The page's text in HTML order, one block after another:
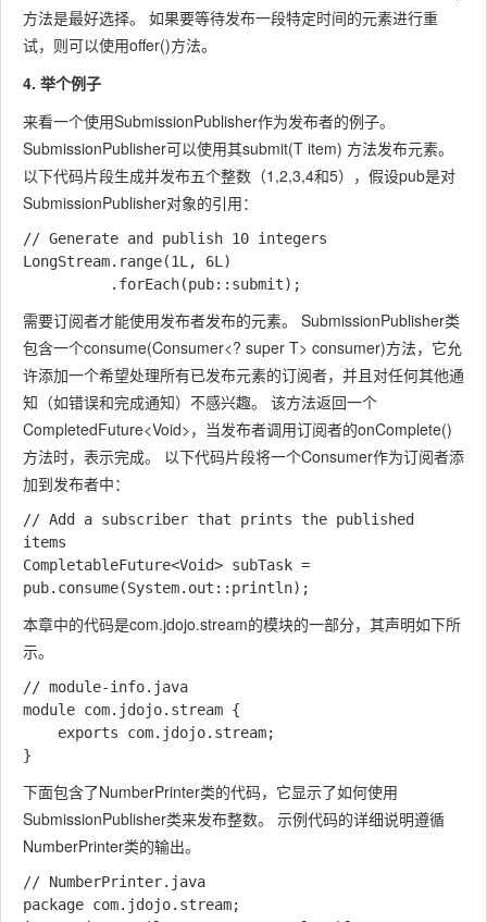
方法是最好选择。 如果要等待发布一段特定时间的元素进行重
试，则可以使用offer()方法。
4. 举个例子
来看一个使用SubmissionPublisher作为发布者的例子。
SubmissionPublisher可以使用其submit(T item) 方法发布元素。
以下代码片段生成并发布五个整数（1,2,3,4和5），假设pub是对
SubmissionPublisher对象的引用：
// Generate and publish 10 integers
LongStream.range(1L, 6L)
需要订阅者才能使用发布者发布的元素。 SubmissionPublisher类
包含一个consume(Consumer<? super T> consumer)方法，它允
许添加一个希望处理所有已发布元素的订阅者，并且对任何其他通
知（如错误和完成通知）不感兴趣。 该方法返回一个
CompletedFuture<Void>，当发布者调用订阅者的onComplete()
方法时，表示完成。 以下代码片段将一个Consumer作为订阅者添
加到发布者中：
// Add a subscriber that prints the published
items
CompletableFuture<Void> subTask =
本章中的代码是com.jdojo.stream的模块的一部分，其声明如下所
示。
// module-info.java
module com.jdojo.stream {
下面包含了NumberPrinter类的代码，它显示了如何使用
SubmissionPublisher类来发布整数。 示例代码的详细说明遵循
NumberPrinter类的输出。
// NumberPrinter.java
package com.jdojo.stream;